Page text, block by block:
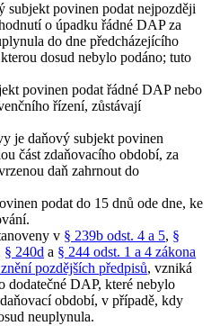
subjekt povinen podat nejpozději
o úpadku řádné DAP za
do dne předcházejícího
dosud nebylo podáno; tuto
povinen podat řádné DAP nebo
řízení, zůstávají
je daňový subjekt povinen
část zdaňovacího období, za
daň zahrnout do
podat do 15 dnů ode dne, ke
v § 239b odst. 4 a 5, §
§ 240d a § 244 odst. 1 a 4 zákona
pozdějších předpisů, vzniká
dodatečné DAP, které nebylo
období, v případě, kdy
neuplynula.